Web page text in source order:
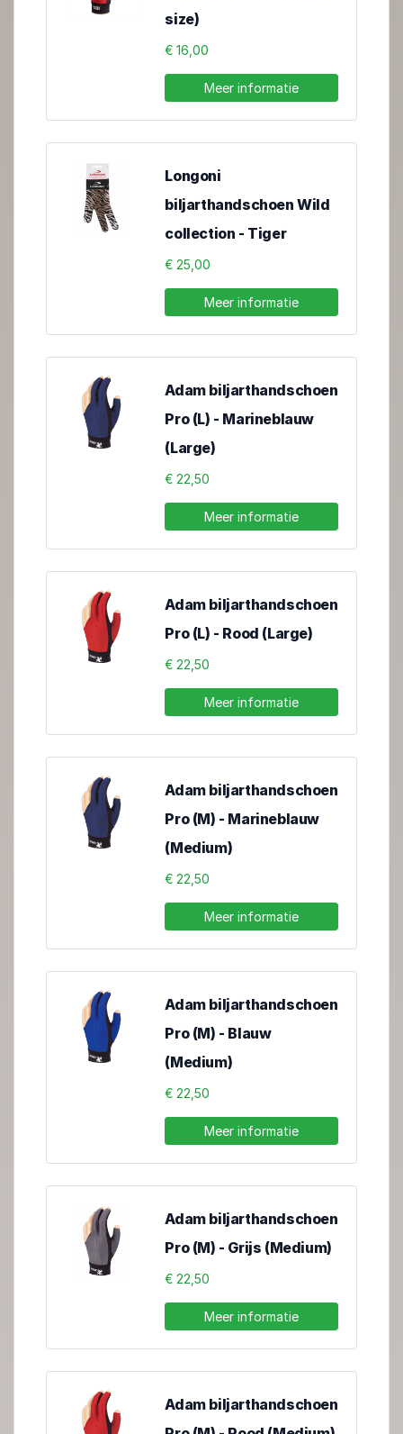
size)
€ 16,00
Meer informatie
Longoni
biljarthandschoen Wild
collection - Tiger
€ 25,00
Meer informatie
Adam biljarthandschoen
Pro (L) - Marineblauw
(Large)
€ 22,50
Meer informatie
Adam biljarthandschoen
Pro (L) - Rood (Large)
€ 22,50
Meer informatie
Adam biljarthandschoen
Pro (M) - Marineblauw
(Medium)
€ 22,50
Meer informatie
Adam biljarthandschoen
Pro (M) - Blauw
(Medium)
€ 22,50
Meer informatie
Adam biljarthandschoen
Pro (M) - Grijs (Medium)
€ 22,50
Meer informatie
Adam biljarthandschoen